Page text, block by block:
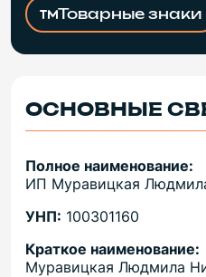
Товарные знаки
ОСНОВНЫЕ
Полное наименование:
ИП Муравицкая
УНП: 100301160
Краткое наименование:
Муравицкая Людмила